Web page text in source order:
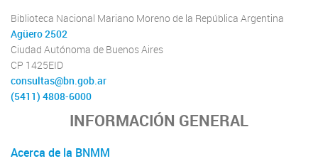
Biblioteca Nacional Mariano Moreno de la República Argentina
Agüero 2502
Ciudad Autónoma de Buenos Aires
CP 1425EID
consultas@bn.gob.ar
(5411) 4808-6000
INFORMACIÓN GENERAL
Acerca de la BNMM